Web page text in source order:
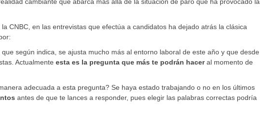
cambiante que abarca más allá de la situación de paro que ha provocado la
CNBC, en las entrevistas que efectúa a candidatos ha dejado atrás la clásica
según indica, se ajusta mucho más al entorno laboral de este año y que desde
Actualmente esta es la pregunta que más te podrán haceral momento de
adecuada a esta pregunta? Se haya estado trabajando o no en los últimos
antes de que te lances a responder, pues elegir las palabras correctas podría